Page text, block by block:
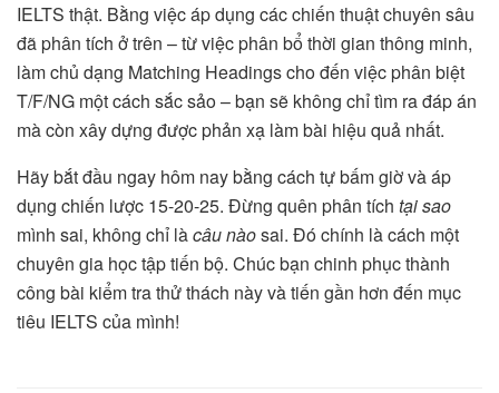
IELTS thật. Bằng việc áp dụng các chiến thuật chuyên sâu
đã phân tích ở trên – từ việc phân bổ thời gian thông minh,
làm chủ dạng Matching Headings cho đến việc phân biệt
T/F/NG một cách sắc sảo – bạn sẽ không chỉ tìm ra đáp án
mà còn xây dựng được phản xạ làm bài hiệu quả nhất.
Hãy bắt đầu ngay hôm nay bằng cách tự bấm giờ và áp
dụng chiến lược 15-20-25. Đừng quên phân tích tại sao
mình sai, không chỉ làcâu nàosai. Đó chính là cách một
chuyên gia học tập tiến bộ. Chúc bạn chinh phục thành
công bài kiểm tra thử thách này và tiến gần hơn đến mục
tiêu IELTS của mình!